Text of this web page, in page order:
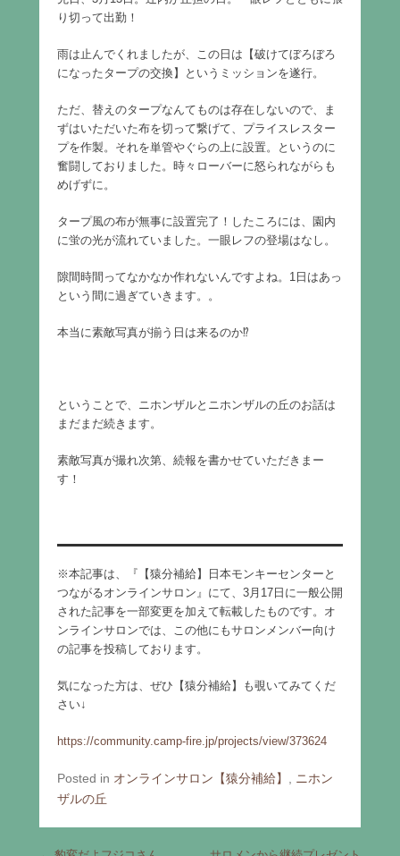
り切って出勤！
雨は止んでくれましたが、この日は【破けてぼろぼろ
になったタープの交換】というミッションを遂行。
ただ、替えのタープなんてものは存在しないので、ま
ずはいただいた布を切って繋げて、プライスレスター
プを作製。それを単管やぐらの上に設置。というのに
奮闘しておりました。時々ローバーに怒られながらも
めげずに。
タープ風の布が無事に設置完了！したころには、園内
に蛍の光が流れていました。一眼レフの登場はなし。
隙間時間ってなかなか作れないんですよね。1日はあっ
という間に過ぎていきます。。
本当に素敵写真が揃う日は来るのか⁉︎
ということで、ニホンザルとニホンザルの丘のお話は
まだまだ続きます。
素敵写真が撮れ次第、続報を書かせていただきまー
す！
※本記事は、『【猿分補給】日本モンキーセンターと
つながるオンラインサロン』にて、3月17日に一般公開
された記事を一部変更を加えて転載したものです。オ
ンラインサロンでは、この他にもサロンメンバー向け
の記事を投稿しております。
気になった方は、ぜひ【猿分補給】も覗いてみてくだ
さい↓
https://community.camp-fire.jp/projects/view/373624
Posted in オンラインサロン【猿分補給】
ニホン
ザルの丘